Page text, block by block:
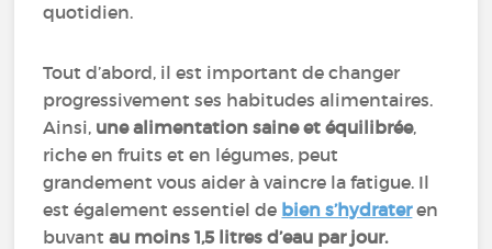
quotidien.
Tout d’abord, il est important de changer
progressivement ses habitudes alimentaires.
Ainsi, une alimentation saine et équilibrée,
riche en fruits et en légumes, peut
grandement vous aider à vaincre la fatigue. Il
est également essentiel de bien s’hydrater en
buvantau moins 1,5 litres d’eau par jour.